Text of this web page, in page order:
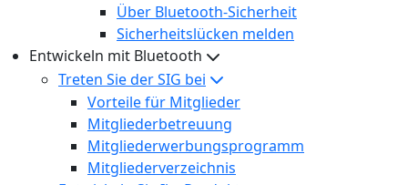
Über Bluetooth-Sicherheit
Sicherheitslücken melden
Entwickeln mit Bluetooth
Treten Sie der SIG bei
Vorteile für Mitglieder
Mitgliederbetreuung
Mitgliederwerbungsprogramm
Mitgliederverzeichnis